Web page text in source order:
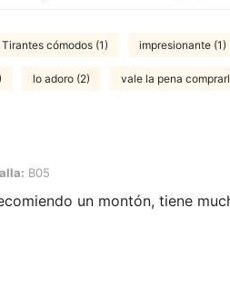
Tirantes cómodos (1) impresionante (1)
lo adoro (2) vale la pena
B05
un montón, tiene